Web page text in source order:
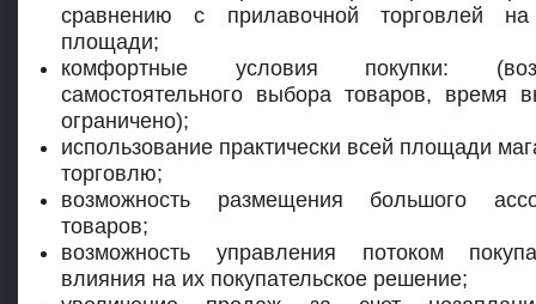
сравнению с прилавочной торговлей
площади;
комфортные условия покупки:
самостоятельного выбора товаров, время
ограничено);
использование практически всей площади
торговлю;
возможность размещения большого
товаров;
возможность управления потоком
влияния на их покупательское решение;